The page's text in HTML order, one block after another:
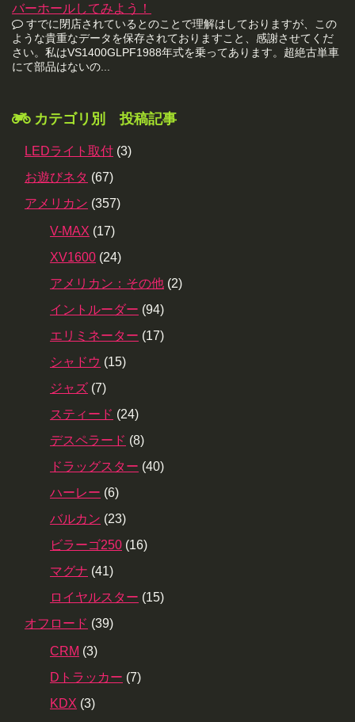
バーホールしてみよう！
すでに閉店されているとのことで理解はしておりますが、この
ような貴重なデータを保存されておりますこと、感謝させてくだ
さい。私はVS1400GLPF1988年式を乗ってあります。超絶古単車
にて部品はないの...
カテゴリ別 投稿記事
LEDライト取付 (3)
お遊びネタ (67)
アメリカン (357)
V-MAX (17)
XV1600 (24)
アメリカン：その他 (2)
イントルーダー (94)
エリミネーター (17)
シャドウ (15)
ジャズ (7)
スティード (24)
デスペラード (8)
ドラッグスター (40)
ハーレー (6)
バルカン (23)
ビラーゴ250 (16)
マグナ (41)
ロイヤルスター (15)
オフロード (39)
CRM (3)
Dトラッカー (7)
KDX (3)